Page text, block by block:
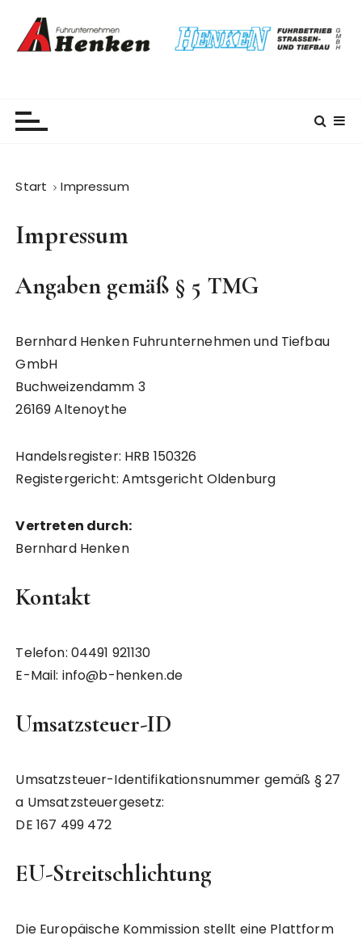
Start Impressum
Impressum
Angaben gemäß § 5 TMG
Bernhard Henken Fuhrunternehmen und Tiefbau
GmbH
Buchweizendamm 3
26169 Altenoythe
Handelsregister: HRB 150326
Registergericht: Amtsgericht Oldenburg
Vertreten durch:
Bernhard Henken
Kontakt
Telefon: 04491 921130
E-Mail: info@b-henken.de
Umsatzsteuer-ID
Umsatzsteuer-Identifikationsnummer gemäß § 27
a Umsatzsteuergesetz:
DE 167 499 472
EU-Streitschlichtung
Die Europäische Kommission stellt eine Plattform